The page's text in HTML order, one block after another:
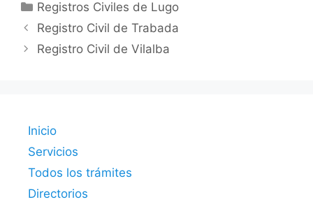
Categorías
Registros Civiles de Lugo
Registro Civil de Trabada
Registro Civil de Vilalba
Inicio
Servicios
Todos los trámites
Directorios